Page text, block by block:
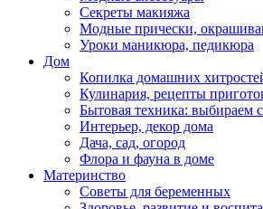
Секреты макияжа
Модные прически,
Уроки маникюра, педикюра
Дом
Копилка домашних
Кулинария, рецепты
Бытовая техника: выбираем
Интерьер, декор дома
Дача, сад, огород
Флора и фауна в доме
Материнство
Советы для беременных